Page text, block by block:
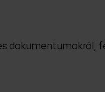
dokumentumokról,